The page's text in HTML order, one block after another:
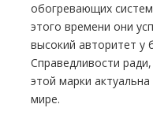
обогревающих
этого времени они
высокий авторитет у
Справедливости
этой марки
мире.